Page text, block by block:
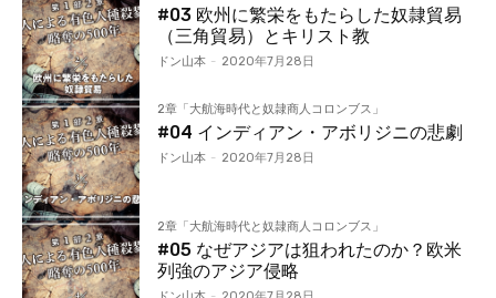
#03 欧州に繁栄をもたらした奴隷貿易
（三角貿易）とキリスト教
ドン山本 - 2020年7月28日
2章「大航海時代と奴隷商人コロンブス」
#04 インディアン・アボリジニの悲劇
ドン山本 - 2020年7月28日
2章「大航海時代と奴隷商人コロンブス」
#05 なぜアジアは狙われたのか？欧米
列強のアジア侵略